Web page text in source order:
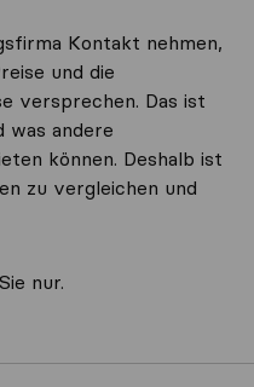
Kontakt nehmen,
und die
versprechen. Das ist
was andere
können. Deshalb ist
zu vergleichen und
nur.